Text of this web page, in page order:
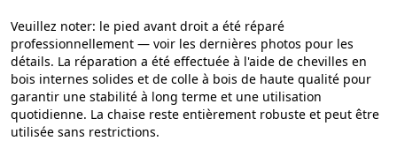
Veuillez noter: le pied avant droit a été réparé
professionnellement — voir les dernières photos pour les
détails. La réparation a été effectuée à l'aide de chevilles en
bois internes solides et de colle à bois de haute qualité pour
garantir une stabilité à long terme et une utilisation
quotidienne. La chaise reste entièrement robuste et peut être
utilisée sans restrictions.